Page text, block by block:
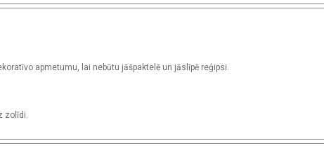
apmetumu, lai nebūtu jāšpaktelē un jāslīpē reģipsi.
zolīdi.